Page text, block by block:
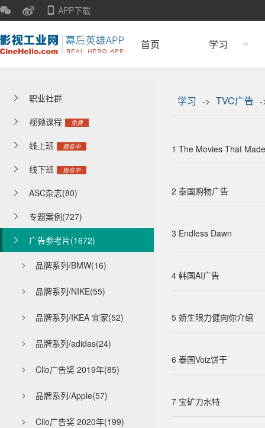
APP下载
首页 学习
 职业社群
 视频课程 免费
 线上班 报名中
 线下班 报名中
 ASC杂志(80)
 专题案例(727)
 广告参考片(1672)
 品牌系列/BMW(16)
 品牌系列/NIKE(55)
 品牌系列/IKEA 宜家(52)
 品牌系列/adidas(24)
 Clio广告奖 2019年(85)
 品牌系列/Apple(57)
 Clio广告奖 2020年(199)
学习 -> TVC广告 -
1 The Movies That
2 泰国购物广告
3 Endless Dawn
4 韩国AI广告
5 娇生眼力健向你介绍
6 泰国Voiz饼干
7 宝矿力水特